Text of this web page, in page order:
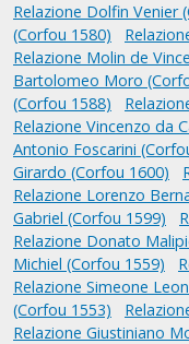
Relazione Dolfin Venier
(Corfou 1580)
Relazione Molin de
Bartolomeo Moro
(Corfou 1588)
Relazione Vincenzo da
Antonio Foscarini
Girardo (Corfou 1600)
Relazione Lorenzo
Gabriel (Corfou 1599)
Relazione Donato
Michiel (Corfou 1559)
Relazione Simeone
(Corfou 1553)
Relazione Giustiniano